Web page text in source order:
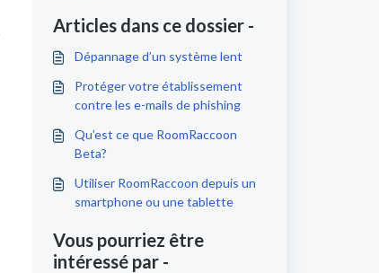
Articles dans ce dossier -
Dépannage d’un système lent
Protéger votre établissement
contre les e-mails de phishing
Qu’est ce que RoomRaccoon
Beta?
Utiliser RoomRaccoon depuis un
smartphone ou une tablette
Vous pourriez être
intéressé par -